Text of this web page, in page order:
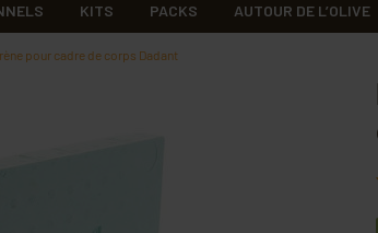
KITS PACKS AUTOUR DE L’OLIVE
pour cadre de corps Dadant